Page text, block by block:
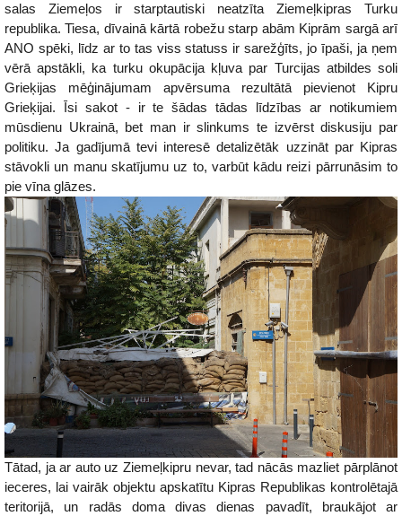
salas Ziemeļos ir starptautiski neatzīta Ziemeļkipras Turku
republika. Tiesa, dīvainā kārtā robežu starp abām Kiprām sargā arī
ANO spēki, līdz ar to tas viss statuss ir sarežģīts, jo īpaši, ja ņem
vērā apstākli, ka turku okupācija kļuva par Turcijas atbildes soli
Grieķijas mēģinājumam apvērsuma rezultātā pievienot Kipru
Grieķijai. Īsi sakot - ir te šādas tādas līdzības ar notikumiem
mūsdienu Ukrainā, bet man ir slinkums te izvērst diskusiju par
politiku. Ja gadījumā tevi interesē detalizētāk uzzināt par Kipras
stāvokli un manu skatījumu uz to, varbūt kādu reizi pārrunāsim to
pie vīna glāzes.
Tātad, ja ar auto uz Ziemeļkipru nevar, tad nācās mazliet pārplānot
ieceres, lai vairāk objektu apskatītu Kipras Republikas kontrolētajā
teritorijā, un radās doma divas dienas pavadīt, braukājot ar